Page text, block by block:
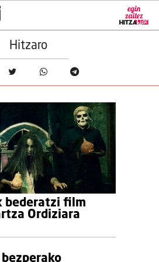
Hitzaro
bederatzi film
Ordiziara